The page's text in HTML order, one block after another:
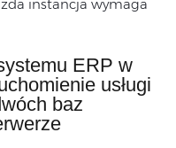
instancja wymaga
ERP w
usługi
baz